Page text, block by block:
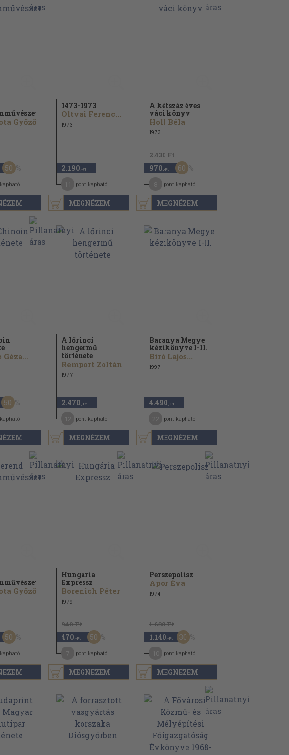
Győző
50
MEGNÉZEM
1473-1973
Oltvai Ferenc...
1973
2.190 ,-Ft
pont kapható
MEGNÉZEM
A kétszáz éves
váci könyv
Holl Béla
1973
2.430 Ft
970 ,-Ft 60
pont kapható
Géza...
50
MEGNÉZEM
A lőrinci
hengermű
története
Remport Zoltán
1977
2.470 ,-Ft
pont kapható
MEGNÉZEM
Baranya Megye
kézikönyve I-II.
Bíró Lajos...
1997
4.490 ,-Ft
pont kapható
Győző
50
MEGNÉZEM
Hungária
Expressz
Borenich Péter
1979
940 Ft
470 ,-Ft 50
pont kapható
MEGNÉZEM
Perszepolisz
Apor Éva
1974
1.630 Ft
1.140 ,-Ft 30
pont kapható